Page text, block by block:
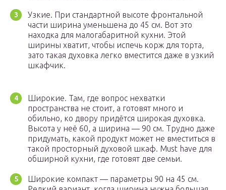
Узкие. При стандартной высоте фронтальной
части ширина уменьшена до 45 см. Вот это
находка для малогабаритной кухни. Этой
ширины хватит, чтобы испечь корж для торта,
зато такая духовка легко вместится даже в узкий
шкафчик.
Широкие. Там, где вопрос нехватки
пространства не стоит, а готовят много и
обильно, ко двору придётся широкая духовка.
Высота у неё 60, а ширина — 90 см. Трудно даже
придумать, какой продукт может не вместиться в
такой просторный духовой шкаф. Must have для
обширной кухни, где готовят две семьи.
Широкие компакт — параметры 90 на 45 см.